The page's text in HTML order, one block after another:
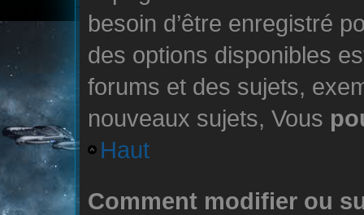
besoin d’être enregistré
des options disponibles
forums et des sujets,
nouveaux sujets, Vous
Haut
Comment modifier ou